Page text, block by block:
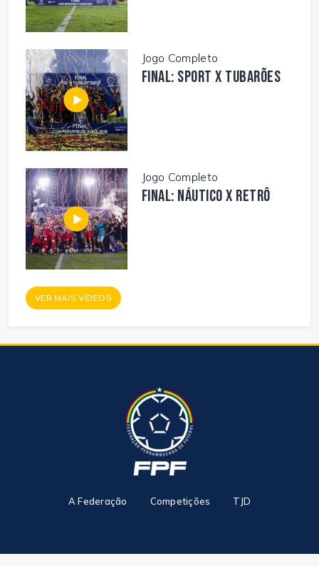
Jogo Completo
FINAL: SPORT X TUBARÕES
Jogo Completo
FINAL: NÁUTICO X RETRÔ
VER MAIS VÍDEOS
A Federação Competições TJD